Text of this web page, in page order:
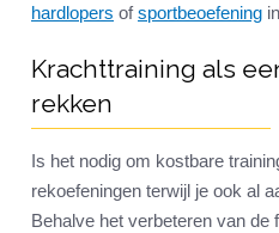
hardlopers ofsportbeoefening
Krachttraining als
rekken
Is het nodig om kostbare
rekoefeningen terwijl je ook al
Behalve het verbeteren van de